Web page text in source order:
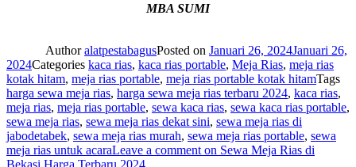
MBA SUMI
AuthoralatpestabagusPosted on Januari 26, 2024Januari 26,
2024Categories kaca rias, kaca rias portable, Meja Rias, meja rias
kotak hitam, meja rias portable, meja rias portable kotak hitamTags
harga sewa meja rias, harga sewa meja rias terbaru 2024, kaca rias,
meja rias, meja rias portable, sewa kaca rias, sewa kaca rias portable,
sewa meja rias, sewa meja rias dekat sini, sewa meja rias di
jabodetabek, sewa meja rias murah, sewa meja rias portable, sewa
meja rias untuk acaraLeave a comment on Sewa Meja Rias di
Bekasi Harga Terbaru 2024